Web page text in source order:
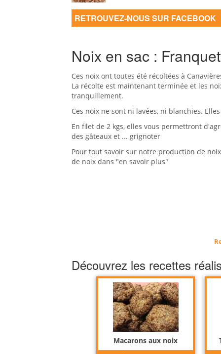
RETROUVEZ-NOUS SUR FACEBOOK
Noix en sac :
Ces noix ont toutes été récoltées à
La récolte est maintenant terminée et les
tranquillement.
Ces noix ne sont ni lavées, ni blanchies.
En filet de 2 kgs, elles vous permettront
des gâteaux et ... grignoter
Pour tout savoir sur notre production de
de noix dans "en savoir plus"
Découvrez les recettes
Macarons aux noix